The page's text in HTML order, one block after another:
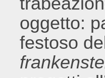
oggetto:
festoso